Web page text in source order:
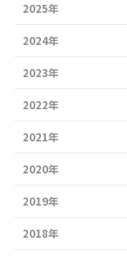
2025年
2024年
2023年
2022年
2021年
2020年
2019年
2018年